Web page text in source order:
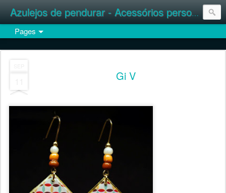
Azulejos de pendurar - Acessórios personalizados
Pages
Gi V